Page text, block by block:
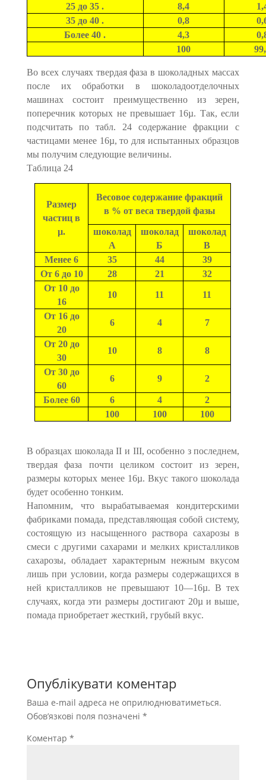
25 до 35 . 8,4
35 до 40 .
0,8
Более 40 .
4,3
100
Во всех случаях твердая фаза в шоколадных массах
после их обработки в шоколадоотделочных
машинах состоит преимущественно из зерен,
поперечник которых не превышает 16µ. Так, если
подсчитать по табл. 24 содержание фракции с
частицами менее 16µ, то для испытанных образцов
мы получим следующие величины.
Таблица 24
Размер
частиц в
µ.
Весовое содержание фракций
в % от веса твердой фазы
шоколад
А
шоколад
Б
шоколад
В
Менее 6
35 44
39
От 6 до 10
28 21
32
От 10 до
16
10 11 11
От 16 до
20
6 4 7
От 20 до
30
10 8 8
От 30 до
60
6 9 2
Более 60 6 4
2
100
100 100
В образцах шоколада II и III, особенно з последнем,
твердая фаза почти целиком состоит из зерен,
размеры которых менее 16µ. Вкус такого шоколада
будет особенно тонким.
Напомним, что вырабатываемая кондитерскими
фабриками помада, представляющая собой систему,
состоящую из насыщенного раствора сахарозы в
смеси с другими сахарами и мелких кристалликов
сахарозы, обладает характерным нежным вкусом
лишь при условии, когда размеры содержащихся в
ней кристалликов не превышают 10—16µ. В тех
случаях, когда эти размеры достигают 20µ и выше,
помада приобретает жесткий, грубый вкус.
Опублікувати коментар
Ваша e-mail адреса не оприлюднюватиметься.
Обов’язкові поля позначені *
Коментар *